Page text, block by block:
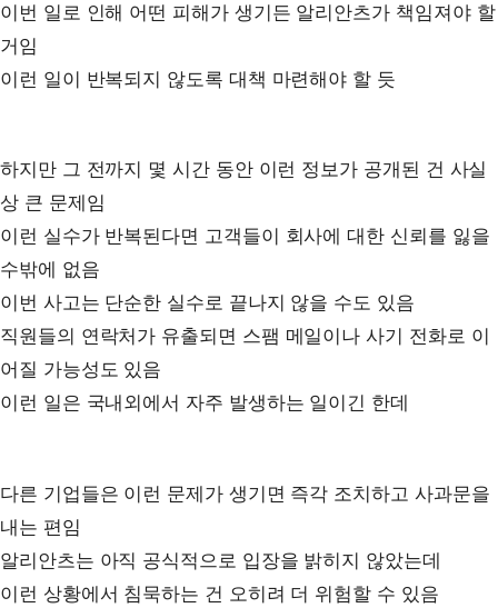
이번 일로 인해 어떤 피해가 생기든 알리안츠가 책임져야 할
거임
이런 일이 반복되지 않도록 대책 마련해야 할 듯
하지만 그 전까지 몇 시간 동안 이런 정보가 공개된 건 사실
상 큰 문제임
이런 실수가 반복된다면 고객들이 회사에 대한 신뢰를 잃을
수밖에 없음
이번 사고는 단순한 실수로 끝나지 않을 수도 있음
직원들의 연락처가 유출되면 스팸 메일이나 사기 전화로 이
어질 가능성도 있음
이런 일은 국내외에서 자주 발생하는 일이긴 한데
다른 기업들은 이런 문제가 생기면 즉각 조치하고 사과문을
내는 편임
알리안츠는 아직 공식적으로 입장을 밝히지 않았는데
이런 상황에서 침묵하는 건 오히려 더 위험할 수 있음